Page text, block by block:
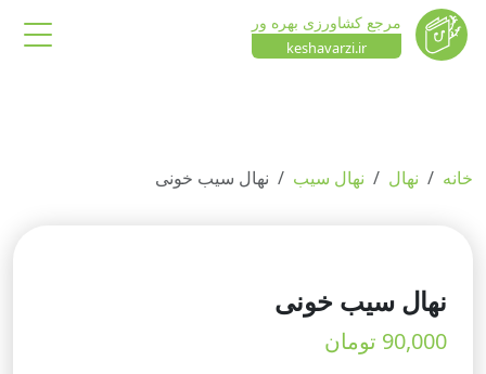
مرجع کشاورزی بهره ور
keshavarzi.ir
خانه نهال نهال سیب نهال سیب خونی
نهال سیب خونی
90,000 تومان